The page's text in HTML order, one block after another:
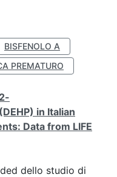
BISFENOLO A
PREMATURO
in Italian
Data from LIFE
dello studio di